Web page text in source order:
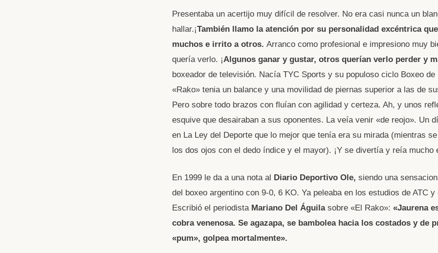
Presentaba un acertijo muy difícil de resolver. No era casi nunca un
hallar.¡También llamo la atención por su personalidad excéntrica que
muchos e irrito a otros. Arranco como profesional e impresiono muy
quería verlo. ¡Algunos ganar y gustar, otros querían verlo perder y
boxeador de televisión. Nacía TYC Sports y su populoso ciclo Boxeo de
«Rako» tenia un balance y una movilidad de piernas superior a las de
Pero sobre todo brazos con fluían con agilidad y certeza. Ah, y unos
esquive que desairaban a sus oponentes. La veía venir «de reojo». Un
en La Ley del Deporte que lo mejor que tenía era su mirada (mientras
los dos ojos con el dedo índice y el mayor). ¡Y se divertía y reía mucho
En 1999 le da a una nota al Diario Deportivo Ole, siendo una
del boxeo argentino con 9-0, 6 KO. Ya peleaba en los estudios de ATC y
Escribió el periodista Mariano Del Águilasobre «El Rako»: «Jaurena
cobra venenosa. Se agazapa, se bambolea hacia los costados y de
«pum», golpea mortalmente».